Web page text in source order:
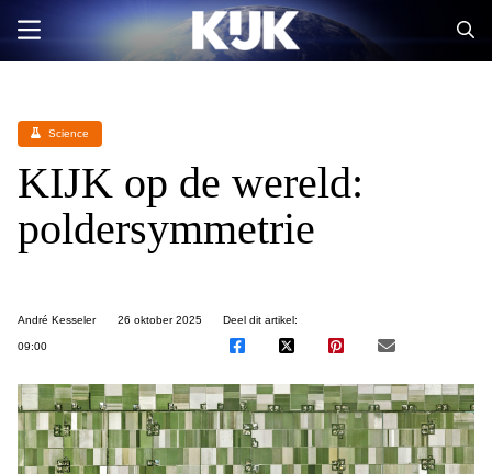
Science
KIJK op de wereld:
poldersymmetrie
André Kesseler 26 oktober 2025
09:00
Deel dit artikel: